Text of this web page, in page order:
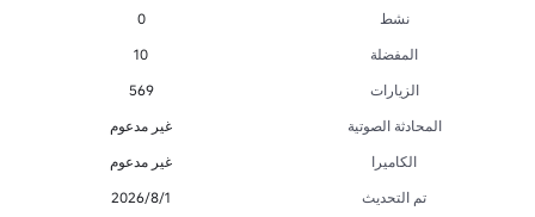
نشط
0
المفضلة
10
الزيارات
569
المحادثة الصوتية
غير مدعوم
الكاميرا
غير مدعوم
تم التحديث
1‏/8‏/2026